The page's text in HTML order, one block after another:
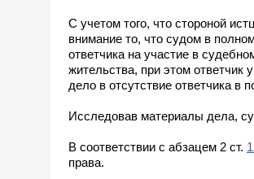
С учетом того, что стороной
внимание то, что судом в
ответчика на участие в
жительства, при этом ответчик
дело в отсутствие ответчика в
Исследовав материалы дела,
В соответствии с абзацем 2 ст.
права.